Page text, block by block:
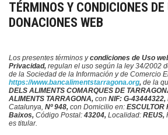
Donacions
TÉRMINOS Y CONDICIONES DE
DONACIONES WEB
Los presentes términos ycondiciones de Uso
Privacidad, regulan el uso según la ley 34/2002
de la Sociedad de la Información y de Comercio
https://www.bancalimentstarragona.org, de la
DELS ALIMENTS COMARQUES DE
ALIMENTS TARRAGONA, con NIF: G-43444322,
Catalunya, Nº 948, con Domicilio en: ESCULTOR
Baixos, Código Postal: 43204, Localidad: REUS,
es titular.